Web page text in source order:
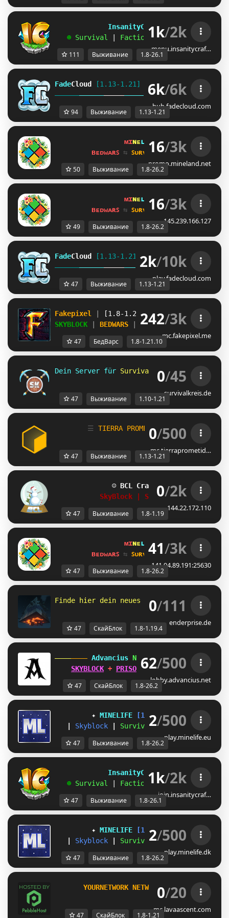
InsanityCraft || 1.8 - 26.1
☻ Survival Factions | Skyblock
1k/2k
menu.insanitycraf…
111 Выживание 1.8-26.1
FadeCloud [1.13-1.21] PRISON GENS
6k/6k
hub.fadecloud.com
94 Выживание 1.13-1.21
ᴍɪɴᴇʟᴀ ɴᴅ ɴᴇᴛᴡᴏʀᴋ ☀
ʙᴇᴅᴡᴀʀꜱ ⇆ ꜱᴜʀᴠɪᴠᴀʟ ꜱᴍᴘ ⇆ ꜱᴋʏʙʟᴏᴄᴋ
16/3k
promo.mineland.net
50 Выживание 1.8-26.2
ᴍɪɴᴇʟᴀ ɴᴅ ɴᴇᴛᴡᴏʀᴋ ☀
ʙᴇᴅᴡᴀʀꜱ ⇆ ꜱᴜʀᴠɪᴠᴀʟ ꜱᴍᴘ ⇆ ꜱᴋʏʙʟᴏᴄᴋ
16/3k
145.239.166.127
49 Выживание 1.8-26.2
FadeCloud [1.13-1.21] PRISON GENS
2k/10k
play.fadecloud.com
47 Выживание 1.13-1.21
Fakepixel [1.8-1.21.10] | Play
compete
SKYBLOCK
BEDWARS BUILDFFA + MORE
242/3k
mc.fakepixel.me
47 БедВарс 1.8-1.21.10
Dein Server für Survival und Skyblock
0/45
survivalkreis.de
47 Выживание 1.10-1.21
☰ TIERRA PROME TID A NETWORK ☰
0/500
mc.tierraprometid…
47 Выживание 1.13-1.21
☺ BCL Craft 1.8 - 1.19
SkyBlock | Survival | RankUp
0/2k
144.22.172.110
47 Выживание 1.8-1.19
ᴍɪɴᴇʟᴀ ɴᴅ ɴᴇᴛᴡᴏʀᴋ ☀
ʙᴇᴅᴡᴀʀꜱ ⇆ ꜱᴜʀᴠɪᴠᴀʟ ꜱᴍᴘ ⇆ ꜱᴋʏʙʟᴏᴄᴋ
41/3k
141.94.89.191:25630
47 Выживание 1.8-26.2
Finde hier dein neues Zuhause - ۩ 0/111
enderprise.de
47 СкайБлок 1.8-1.19.4
Advancius Network [1.8 - 26.2]
SKYBLOCK + PRISON UPDATES OUT NOW
62/500
lobby.advancius.net
47 СкайБлок 1.8-26.2
✦ MINELIFE [1.8 - 26.2]
Skyblock Survival | Prison
2/500
play.minelife.eu
47 Выживание 1.8-26.2
InsanityCraft || 1.8 - 26.1
☻ Survival Factions | Skyblock
1k/2k
join.insanitycraf…
47 Выживание 1.8-26.1
✦ MINELIFE [1.8 - 26.2]
Skyblock Survival | Prison
2/500
play.minelife.dk
47 Выживание 1.8-26.2
YOURNETWORK NETWORK [1.8-
0/20
mc.lavaascent.com
47 СкайБлок 1.8-1.21